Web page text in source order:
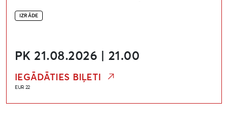
IZRĀDE
PK 21.08.2026 | 21.00
IEGĀDĀTIES BIĻETI
EUR 22